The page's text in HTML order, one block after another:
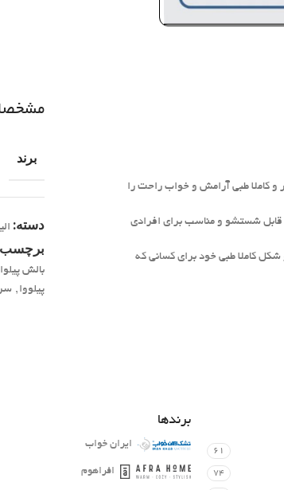
و کاملا طبی آرامش و خواب راحت را
شستشو و مناسب برای افرادی
کاملا طبی خود برای کسانی که
برند
دسته:
بالش پیلوا
پیلووا ,
61
74
برندها
ایران خواب
افراهوم